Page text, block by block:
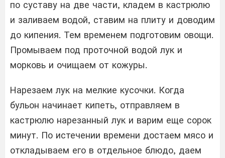
по суставу на две части, кладем в кастрюлю
и заливаем водой, ставим на плиту и доводим
до кипения. Тем временем подготовим овощи.
Промываем под проточной водой лук и
морковь и очищаем от кожуры.
Нарезаем лук на мелкие кусочки. Когда
бульон начинает кипеть, отправляем в
кастрюлю нарезанный лук и варим еще сорок
минут. По истечении времени достаем мясо и
откладываем его в отдельное блюдо, даем